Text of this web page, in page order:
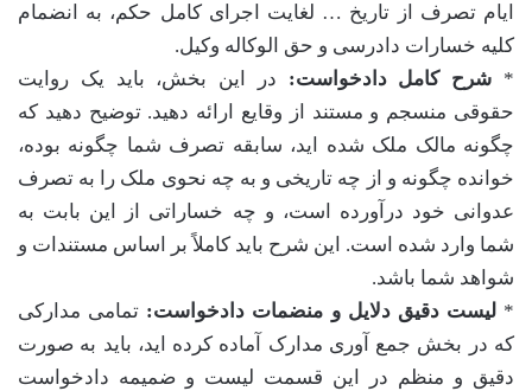
ایام تصرف از تاریخ … لغایت اجرای کامل حکم، به انضمام
کلیه خسارات دادرسی و حق الوکاله وکیل.
* شرح کامل دادخواست: در این بخش، باید یک روایت
حقوقی منسجم و مستند از وقایع ارائه دهید. توضیح دهید که
چگونه مالک ملک شده اید، سابقه تصرف شما چگونه بوده،
خوانده چگونه و از چه تاریخی و به چه نحوی ملک را به تصرف
عدوانی خود درآورده است، و چه خساراتی از این بابت به
شما وارد شده است. این شرح باید کاملاً بر اساس مستندات و
شواهد شما باشد.
*لیست دقیق دلایل و منضمات دادخواست: تمامی مدارکی
که در بخش جمع آوری مدارک آماده کرده اید، باید به صورت
دقیق و منظم در این قسمت لیست و ضمیمه دادخواست